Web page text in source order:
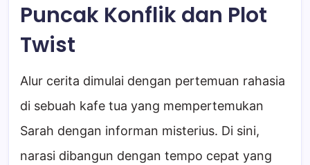
Puncak Konflik dan Plot
Twist
Alur cerita dimulai dengan pertemuan rahasia
di sebuah kafe tua yang mempertemukan
Sarah dengan informan misterius. Di sini,
narasi dibangun dengan tempo cepat yang